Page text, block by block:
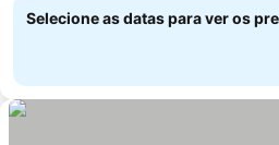
Selecione as datas para ver os